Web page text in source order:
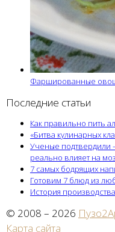
Фаршированные
Последние статьи
Как правильно пить
«Битва кулинарных
Ученые подтвердили
реально влияет на
7 самых бодрящих
Готовим 7 блюд из
История
© 2008 – 2026
Карта сайта